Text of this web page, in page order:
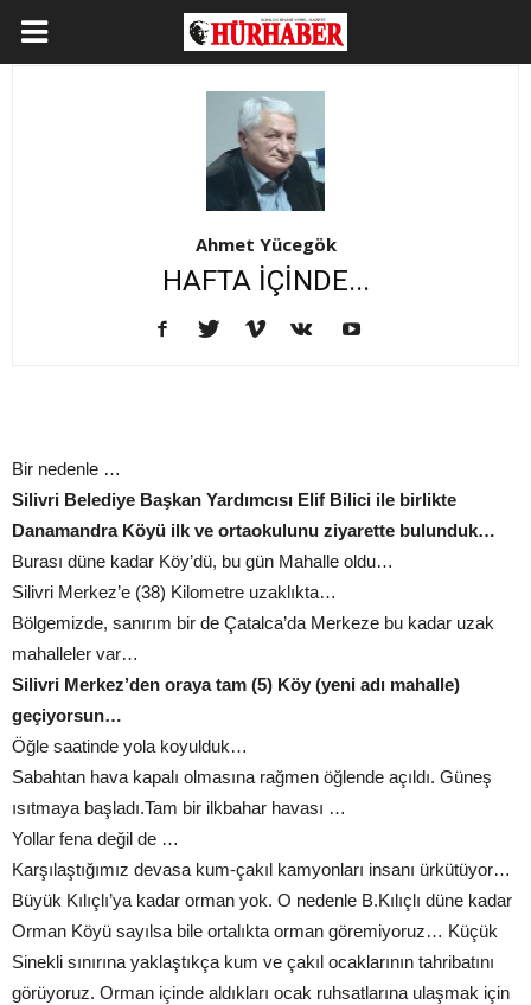
Ahmet Yücegök
HAFTA İÇİNDE...
Bir nedenle …
Silivri Belediye Başkan Yardımcısı Elif Bilici ile birlikte
Danamandra Köyü ilk ve ortaokulunu ziyarette bulunduk…
Burası düne kadar Köy’dü, bu gün Mahalle oldu…
Silivri Merkez’e (38) Kilometre uzaklıkta…
Bölgemizde, sanırım bir de Çatalca’da Merkeze bu kadar uzak
mahalleler var…
Silivri Merkez’den oraya tam (5) Köy (yeni adı mahalle)
geçiyorsun…
Öğle saatinde yola koyulduk…
Sabahtan hava kapalı olmasına rağmen öğlende açıldı. Güneş
ısıtmaya başladı.Tam bir ilkbahar havası …
Yollar fena değil de …
Karşılaştığımız devasa kum-çakıl kamyonları insanı ürkütüyor…
Büyük Kılıçlı’ya kadar orman yok. O nedenle B.Kılıçlı düne kadar
Orman Köyü sayılsa bile ortalıkta orman göremiyoruz… Küçük
Sinekli sınırına yaklaştıkça kum ve çakıl ocaklarının tahribatını
görüyoruz. Orman içinde aldıkları ocak ruhsatlarına ulaşmak için